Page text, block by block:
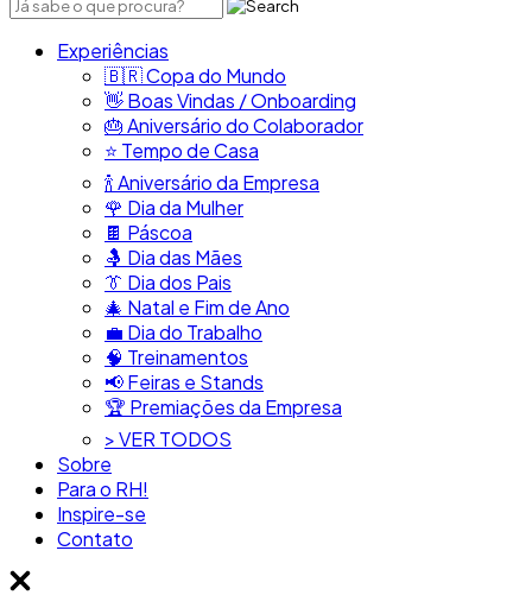
Experiências
🇧🇷​ Copa do Mundo
👋​ Boas Vindas / Onboarding
🎂​ Aniversário do Colaborador
⭐​ Tempo de Casa
​🍾​ Aniversário da Empresa
🌹 Dia da Mulher
🍫​ Páscoa
🤱 Dia das Mães
👔​ Dia dos Pais
🎄 Natal e Fim de Ano
💼​ Dia do Trabalho
🧠​ Treinamentos
📢​ Feiras e Stands
🏆 Premiações da Empresa
> VER TODOS
Sobre
Para o RH!
Inspire-se
Contato